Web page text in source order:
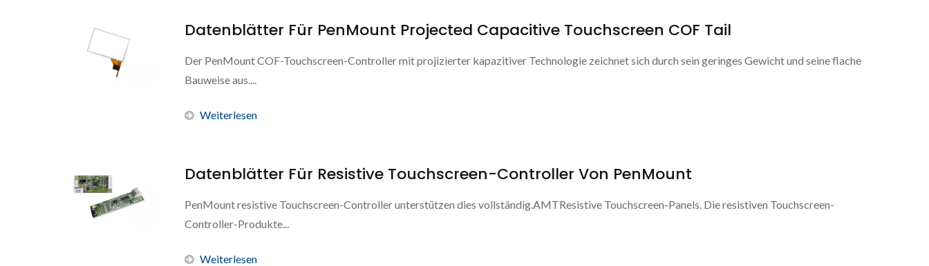
Datenblätter Für PenMount Projected Capacitive Touchscreen COF Tail
Der PenMount COF-Touchscreen-Controller mit projizierter kapazitiver Technologie zeichnet sich durch sein geringes Gewicht und seine flache
Bauweise aus....
Weiterlesen
Datenblätter Für Resistive Touchscreen-Controller Von PenMount
PenMount resistive Touchscreen-Controller unterstützen dies vollständig.AMTResistive Touchscreen-Panels. Die resistiven Touchscreen-
Controller-Produkte...
Weiterlesen